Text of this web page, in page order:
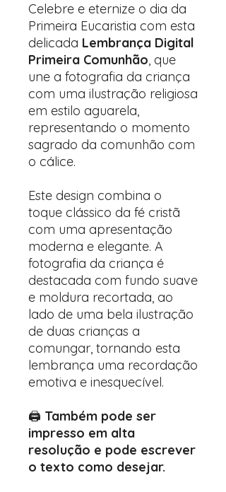
Celebre e eternize o dia da
Primeira Eucaristia com esta
delicada Lembrança Digital
Primeira Comunhão, que
une a fotografia da criança
com uma ilustração religiosa
em estilo aguarela,
representando o momento
sagrado da comunhão com
o cálice.
Este design combina o
toque clássico da fé cristã
com uma apresentação
moderna e elegante. A
fotografia da criança é
destacada com fundo suave
e moldura recortada, ao
lado de uma bela ilustração
de duas crianças a
comungar, tornando esta
lembrança uma recordação
emotiva e inesquecível.
🖨️ Também pode ser
impresso em alta
resolução e pode escrever
o texto como desejar.